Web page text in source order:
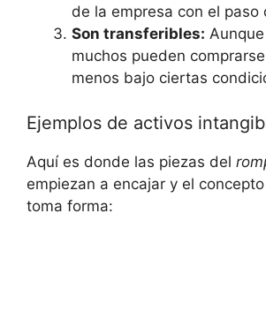
de la empresa con‌ el ​paso⁤
Son transferibles:
muchos pueden
menos​ bajo‌ ciertas
Ejemplos‌ de activos
Aquí es donde las piezas ⁤del
empiezan a encajar⁣ y el
toma forma: